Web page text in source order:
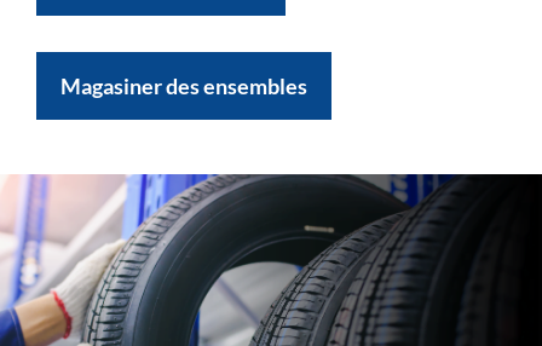
Magasiner des ensembles